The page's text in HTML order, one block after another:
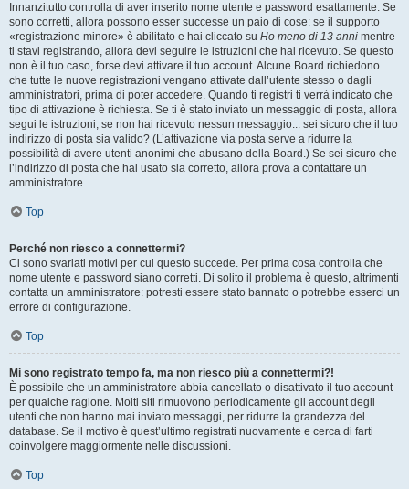
Innanzitutto controlla di aver inserito nome utente e password esattamente. Se
sono corretti, allora possono esser successe un paio di cose: se il supporto
«registrazione minore» è abilitato e hai cliccato su Ho meno di 13 anni mentre
ti stavi registrando, allora devi seguire le istruzioni che hai ricevuto. Se questo
non è il tuo caso, forse devi attivare il tuo account. Alcune Board richiedono
che tutte le nuove registrazioni vengano attivate dall’utente stesso o dagli
amministratori, prima di poter accedere. Quando ti registri ti verrà indicato che
tipo di attivazione è richiesta. Se ti è stato inviato un messaggio di posta, allora
segui le istruzioni; se non hai ricevuto nessun messaggio... sei sicuro che il tuo
indirizzo di posta sia valido? (L’attivazione via posta serve a ridurre la
possibilità di avere utenti anonimi che abusano della Board.) Se sei sicuro che
l’indirizzo di posta che hai usato sia corretto, allora prova a contattare un
amministratore.
Top
Perché non riesco a connettermi?
Ci sono svariati motivi per cui questo succede. Per prima cosa controlla che
nome utente e password siano corretti. Di solito il problema è questo, altrimenti
contatta un amministratore: potresti essere stato bannato o potrebbe esserci un
errore di configurazione.
Top
Mi sono registrato tempo fa, ma non riesco più a connettermi?!
È possibile che un amministratore abbia cancellato o disattivato il tuo account
per qualche ragione. Molti siti rimuovono periodicamente gli account degli
utenti che non hanno mai inviato messaggi, per ridurre la grandezza del
database. Se il motivo è quest’ultimo registrati nuovamente e cerca di farti
coinvolgere maggiormente nelle discussioni.
Top